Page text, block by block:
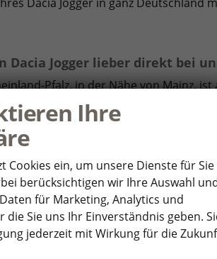
Dacia Jogger lieber direkt bei
Pfalz, in der Nähe von Mainz,
Frankfurt, Wiesbaden, Darmstadt,
Sie mit dem Zug anreisen, erreichen
entfernt befindet.
Sie Ihr Fahrzeug bei uns
wir auch Ihr aktuelles
.
Ihre
Cookies ein, um unsere Dienste für Sie
berücksichtigen wir Ihre Auswahl
für Marketing, Analytics und
die Sie uns Ihr Einverständnis geben.
jederzeit mit Wirkung für die